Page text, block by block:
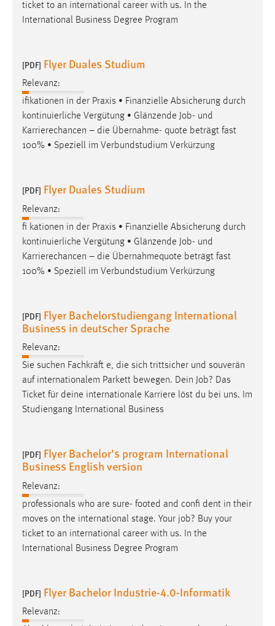
ticket to an international career with us. In the
International Business Degree Program
[PDF] Flyer Duales Studium
Relevanz:
ifikationen in der Praxis • Finanzielle Absicherung durch
kontinuierliche Vergütung • Glänzende Job- und
Karrierechancen – die Übernahme- quote beträgt fast
100% • Speziell im Verbundstudium Verkürzung
[PDF] Flyer Duales Studium
Relevanz:
fi kationen in der Praxis • Finanzielle Absicherung durch
kontinuierliche Vergütung • Glänzende Job- und
Karrierechancen – die Übernahmequote beträgt fast
100% • Speziell im Verbundstudium Verkürzung
[PDF] Flyer Bachelorstudiengang International
Business in deutscher Sprache
Relevanz:
Sie suchen Fachkräft e, die sich trittsicher und souverän
auf internationalem Parkett bewegen. Dein Job? Das
Ticket für deine internationale Karriere löst du bei uns. Im
Studiengang International Business
[PDF] Flyer Bachelor's program International
Business English version
Relevanz:
professionals who are sure- footed and confi dent in their
moves on the international stage. Your job? Buy your
ticket to an international career with us. In the
International Business Degree Program
[PDF] Flyer Bachelor Industrie-4.0-Informatik
Relevanz:
Login
fe_user, be_user, be_lastLoginProvider
Zweck:
Dieser Cookie ist notwendig um sich an der Website
einloggen zu können.
Cookie Laufzeit:
24 Stunden
STATISTIK
Statistik Cookies erfassen Informationen anonym.
Diese Informationen helfen uns zu verstehen, wie
unsere Besucher unsere Website nutzen.
Matomo
_pk_ref, _pk_cvar, _pk_id, _pk_ses
Zugriffsstatistik
Cookie Laufzeit:
Marketing Cookies werden von Drittanbietern
verwendet, um personalisierte Werbung anzuzeigen.
Sie tun dies, indem sie Besucher über Websites
hinweg verfolgen.
Google Ads
Name:
Anbieter: